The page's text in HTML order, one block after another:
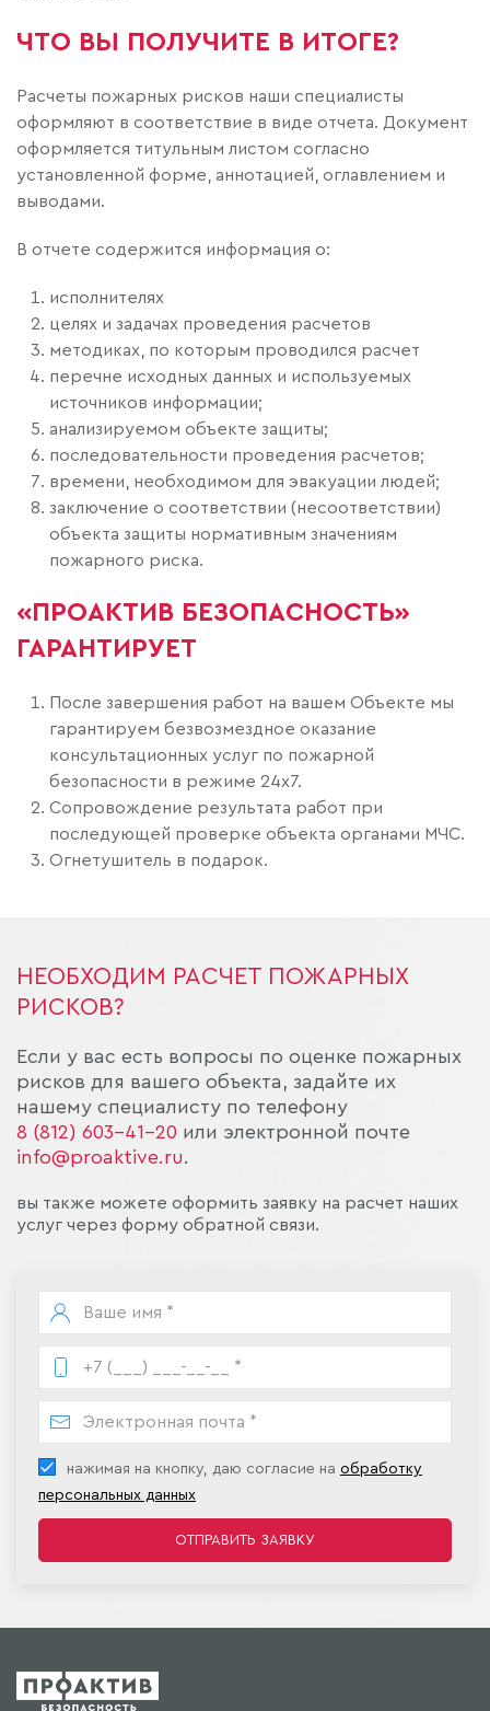
ЧТО ВЫ ПОЛУЧИТЕ В ИТОГЕ?
Расчеты пожарных рисков наши специалисты
оформляют в соответствие в виде отчета. Документ
оформляется титульным листом согласно
установленной форме, аннотацией, оглавлением и
выводами.
В отчете содержится информация о:
исполнителях
целях и задачах проведения расчетов
методиках, по которым проводился расчет
перечне исходных данных и используемых
источников информации;
анализируемом объекте защиты;
последовательности проведения расчетов;
времени, необходимом для эвакуации людей;
заключение о соответствии (несоответствии)
объекта защиты нормативным значениям
пожарного риска.
«ПРОАКТИВ БЕЗОПАСНОСТЬ»
ГАРАНТИРУЕТ
После завершения работ на вашем Объекте мы
гарантируем безвозмездное оказание
консультационных услуг по пожарной
безопасности в режиме 24х7.
Сопровождение результата работ при
последующей проверке объекта органами МЧС.
Огнетушитель в подарок.
НЕОБХОДИМ РАСЧЕТ ПОЖАРНЫХ
РИСКОВ?
Если у вас есть вопросы по оценке пожарных
рисков для вашего объекта, задайте их
нашему специалисту по телефону
8 (812) 603-41-20 или электронной почте
info@proaktive.ru.
вы также можете оформить заявку на расчет наших
услуг через форму обратной связи.
нажимая на кнопку, даю согласие на обработку
персональных данных